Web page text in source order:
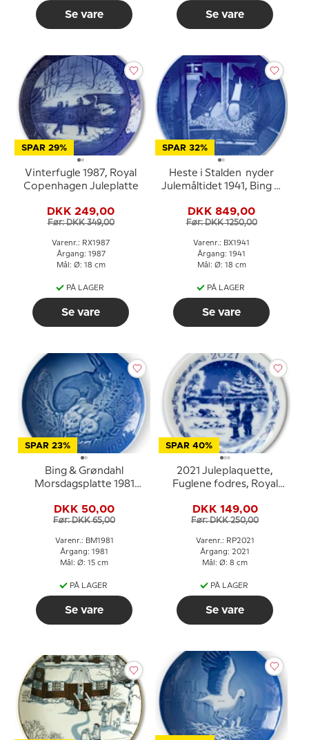
Se vare Se vare
SPAR 29%
Vinterfugle 1987, Royal
Copenhagen Juleplatte
DKK 249,00
Før: DKK 349,00
Varenr.: RX1987
Årgang: 1987
Mål: Ø: 18 cm
PÅ LAGER
Se vare
SPAR 32%
Heste i Stalden nyder
Julemåltidet 1941, Bing &
DKK 849,00
Før: DKK 1250,00
Varenr.: BX1941
Årgang: 1941
Mål: Ø: 18 cm
PÅ LAGER
Se vare
SPAR 23%
Bing & Grøndahl
Morsdagsplatte 1981
DKK 50,00
Før: DKK 65,00
Varenr.: BM1981
Årgang: 1981
Mål: Ø: 15 cm
PÅ LAGER
Se vare
SPAR 40%
2021 Juleplaquette,
Fuglene fodres, Royal
DKK 149,00
Før: DKK 250,00
Varenr.: RP2021
Årgang: 2021
Mål: Ø: 8 cm
PÅ LAGER
Se vare